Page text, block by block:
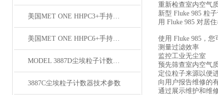
美国MET ONE HHPC3+手持式尘埃粒子计数器
美国MET ONE HHPC6+手持式尘埃粒子计数器
MODEL 3887D尘埃粒子计数器技术参数
3887C尘埃粒子计数器技术参数
重新检查室内空气
新型 Fluke 985 粒
用 Fluke 985 对居
使用 Fluke 985，
测量过滤效率
监控工业无尘室
预先筛查室内空气
定位粒子来源以便
向用户报告维修的
通过展示维护和维